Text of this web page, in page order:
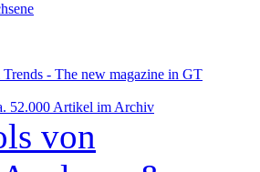
- The new magazine in GT
52.000 Artikel im Archiv